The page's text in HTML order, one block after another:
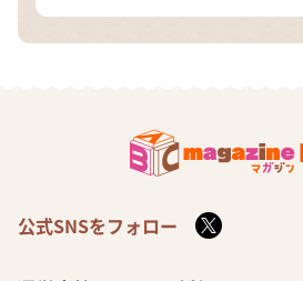
公式SNSをフォロー